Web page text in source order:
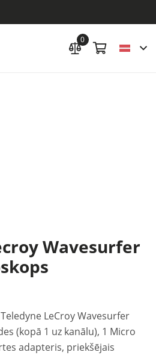
0
Wavesurfer
LeCroy Wavesurfer
(kopā 1 uz kanālu), 1 Micro
adapteris, priekšējais